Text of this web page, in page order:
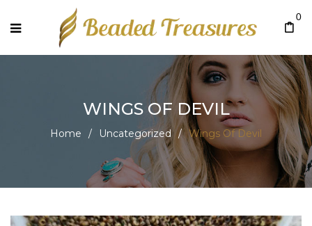
0
WINGS OF DEVIL
Home / Uncategorized / Wings Of Devil